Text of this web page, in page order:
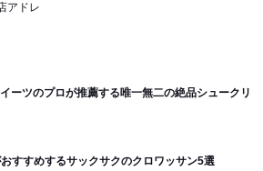
アドレ
ーツのプロが推薦する唯一無二の絶品シュークリ
すすめするサックサクのクロワッサン5選